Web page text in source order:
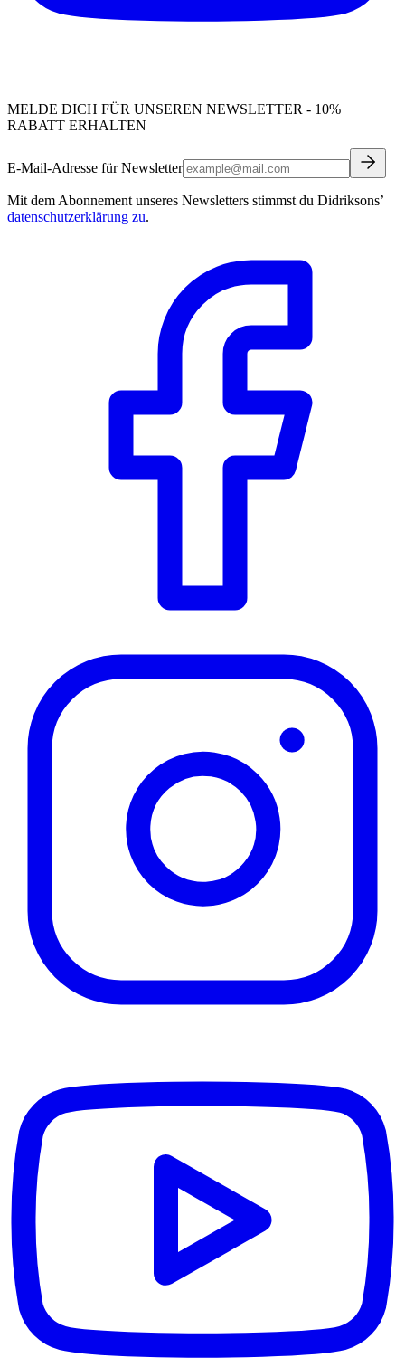
MELDE DICH FÜR UNSEREN NEWSLETTER - 10%
RABATT ERHALTEN
E-Mail-Adresse für Newsletter
Mit dem Abonnement unseres Newsletters stimmst du Didriksons’
datenschutzerklärung zu.